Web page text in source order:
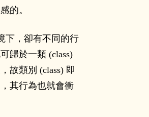
的。
下，卻有不同的行
歸於一類 (class)
故類別 (class) 即
其行為也就會衝